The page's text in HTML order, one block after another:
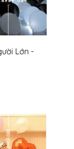
Lớn -